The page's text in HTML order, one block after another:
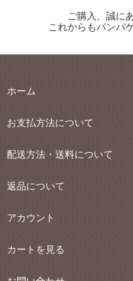
ご購入、誠に
これからもパンパ
ホーム
お支払方法について
配送方法・送料について
返品について
アカウント
カートを見る